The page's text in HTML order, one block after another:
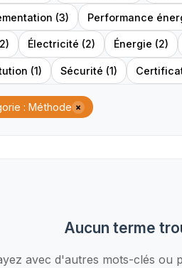
(3) Performance
Électricité (2) Énergie (2)
(1) Sécurité (1)
: Méthode ×
Aucun terme
avec d'autres mots-clés ou